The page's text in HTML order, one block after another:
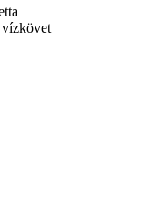
vízkövet